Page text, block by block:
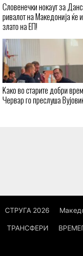
Словенечки нокаут за
ривалот на Македонија ќе
злато на ЕП!
Kaко во старите добри
Червар го преслуша
СТРУГА 2026
ТРАНСФЕРИ